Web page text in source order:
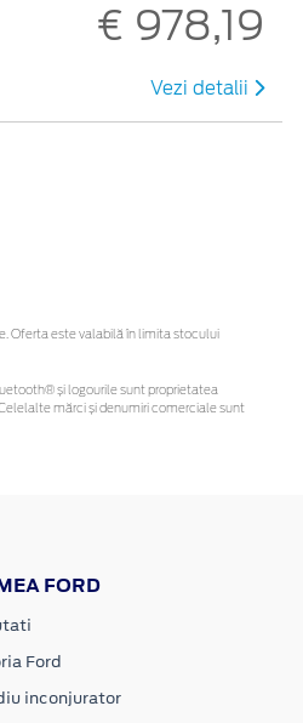
€ 978,19
Vezi detalii
Oferta este valabilă în limita stocului
și logourile sunt proprietatea
mărci și denumiri comerciale sunt
FORD
Ford
inconjurator